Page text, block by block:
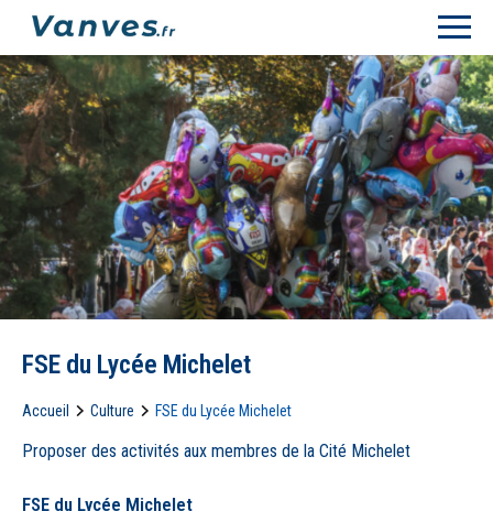
FSE du Lycée Michelet
Accueil Culture FSE du Lycée Michelet
Proposer des activités aux membres de la Cité Michelet
FSE du Lycée Michelet